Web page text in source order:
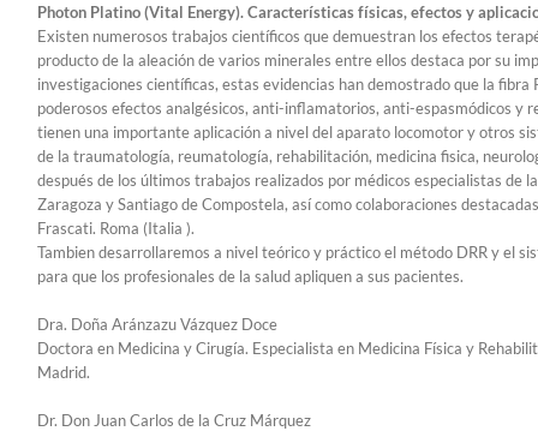
Photon Platino (Vital Energy). Características físicas, efectos y
Existen numerosos trabajos científicos que demuestran los efectos
producto de la aleación de varios minerales entre ellos destaca por su
investigaciones científicas, estas evidencias han demostrado que la
poderosos efectos analgésicos, anti-inflamatorios, anti-espasmódicos y
tienen una importante aplicación a nivel del aparato locomotor y otros
de la traumatología, reumatología, rehabilitación, medicina fisica,
después de los últimos trabajos realizados por médicos especialistas de
Zaragoza y Santiago de Compostela, así como colaboraciones
Frascati. Roma (Italia ).
Tambien desarrollaremos a nivel teórico y práctico el método DRR y el
para que los profesionales de la salud apliquen a sus pacientes.
Dra. Doña Aránzazu Vázquez Doce
Doctora en Medicina y Cirugía. Especialista en Medicina Física y
Madrid.
Dr. Don Juan Carlos de la Cruz Márquez